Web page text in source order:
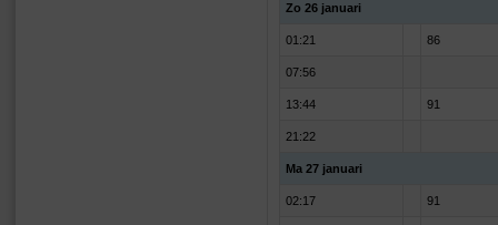
Zo 26 januari
01:21 86
07:56
13:44 91
21:22
Ma 27 januari
02:17 91